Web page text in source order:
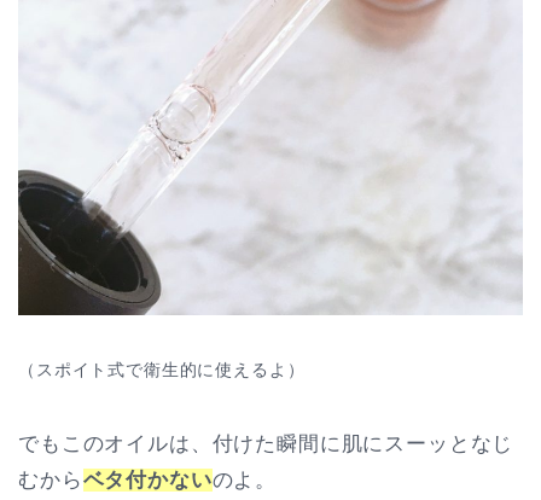
（スポイト式で衛生的に使えるよ）
でもこのオイルは、付けた瞬間に肌にスーッとなじ
むからベタ付かないのよ。